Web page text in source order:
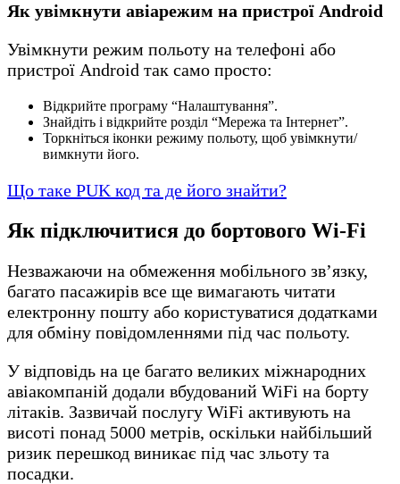
Як увімкнути авіарежим на пристрої Android
Увімкнути режим польоту на телефоні або
пристрої Android так само просто:
Відкрийте програму “Налаштування”.
Знайдіть і відкрийте розділ “Мережа та Інтернет”.
Торкніться іконки режиму польоту, щоб увімкнути/
вимкнути його.
Що таке PUK код та де його знайти?
Як підключитися до бортового Wi-Fi
Незважаючи на обмеження мобільного зв’язку,
багато пасажирів все ще вимагають читати
електронну пошту або користуватися додатками
для обміну повідомленнями під час польоту.
У відповідь на це багато великих міжнародних
авіакомпаній додали вбудований WiFi на борту
літаків. Зазвичай послугу WiFi активують на
висоті понад 5000 метрів, оскільки найбільший
ризик перешкод виникає під час зльоту та
посадки.